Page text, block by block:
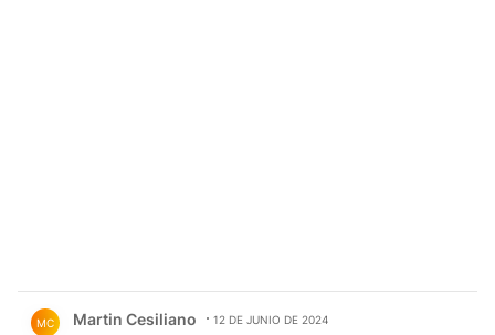
MC Martin Cesiliano 12 DE JUNIO DE 2024